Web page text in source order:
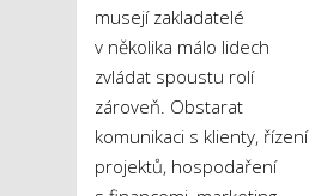
musejí zakladatelé
v několika málo lidech
zvládat spoustu rolí
zároveň. Obstarat
komunikaci s klienty, řízení
projektů, hospodaření